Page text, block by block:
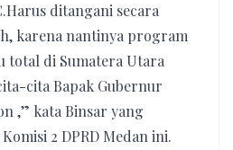
ditangani secara
karena nantinya program
total di Sumatera Utara
cita Bapak Gubernur
,” kata Binsar yang
2 DPRD Medan ini.